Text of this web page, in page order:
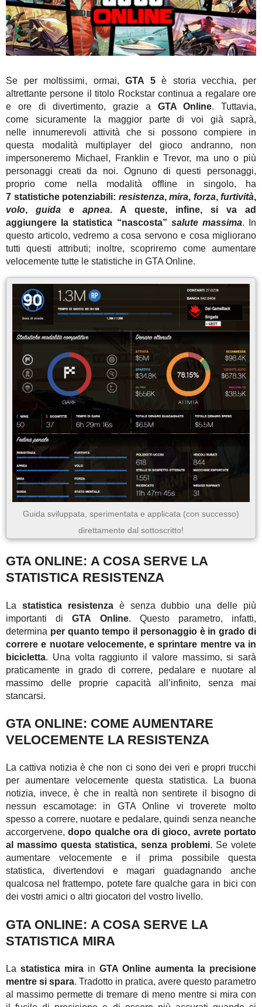
Se per moltissimi, ormai,GTA 5è storia vecchia, per
altrettante persone il titolo Rockstar continua a regalare ore
e ore di divertimento, grazie a GTA Online. Tuttavia,
come sicuramente la maggior parte di voi già saprà,
nelle innumerevoli attività che si possono compiere in
questa modalità multiplayer del gioco andranno, non
impersoneremo Michael, Franklin e Trevor, ma uno o più
personaggi creati da noi. Ognuno di questi personaggi,
proprio come nella modalità offline in singolo, ha
7 statistiche potenziabili: resistenza, mira, forza, furtività,
volo, guida e apnea. A queste, infine, si va ad
aggiungere la statistica “nascosta” salute massima. In
questo articolo, vedremo a cosa servono e cosa migliorano
tutti questi attributi; inoltre, scopriremo come aumentare
velocemente tutte le statistiche in GTA Online.
Guida sviluppata, sperimentata e applicata (con successo)
direttamente dal sottoscritto!
GTA ONLINE: A COSA SERVE LA
STATISTICA RESISTENZA
La statistica resistenzaè senza dubbio una delle più
importanti diGTA Online. Questo parametro, infatti,
determina per quanto tempo il personaggio è in grado di
correre e nuotare velocemente, e sprintare mentre va in
bicicletta. Una volta raggiunto il valore massimo, si sarà
praticamente in grado di correre, pedalare e nuotare al
massimo delle proprie capacità all’infinito, senza mai
stancarsi.
GTA ONLINE: COME AUMENTARE
VELOCEMENTE LA RESISTENZA
La cattiva notizia è che non ci sono dei veri e propri trucchi
per aumentare velocemente questa statistica. La buona
notizia, invece, è che in realtà non sentirete il bisogno di
nessun escamotage: in GTA Online vi troverete molto
spesso a correre, nuotare e pedalare, quindi senza neanche
accorgervene,dopo qualche ora di gioco, avrete portato
al massimo questa statistica, senza problemi. Se volete
aumentare velocemente e il prima possibile questa
statistica, divertendovi e magari guadagnando anche
qualcosa nel frattempo, potete fare qualche gara in bici con
dei vostri amici o altri giocatori del vostro livello.
GTA ONLINE: A COSA SERVE LA
STATISTICA MIRA
La statistica mira in GTA Online aumenta la precisione
mentre si spara. Tradotto in pratica, avere questo parametro
al massimo permette di tremare di meno mentre si mira con